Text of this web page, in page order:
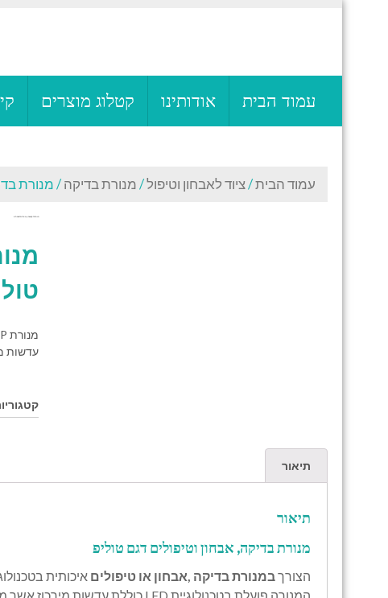
עמוד הבית אודותינו קטלוג מוצרים
עמוד הבית/ציוד לאבחון וטיפול/ מנורת בדיקה / מנורת
מנורת בדיקה, אבחון וטיפולים דגם טוליפ
עדשות
תיאור
תיאור
מנורת בדיקה, אבחון וטיפולים דגם טוליפ
הצורך במנורת בדיקה ,אבחון או טיפולים איכותית
המנורה פועלת בטכנולוגיית LED כוללת עדשות מירכוז אשר מאירה בעוצמה גבוהה ואחידה על האזור המטופל.